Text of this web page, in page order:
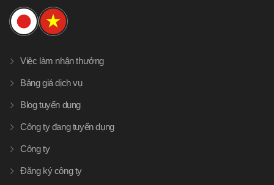
Việc làm nhận thưởng
Bảng giá dịch vụ
Blog tuyển dụng
Công ty đang tuyển dụng
Công ty
Đăng ký công ty